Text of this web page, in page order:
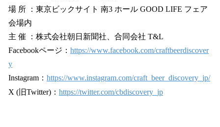
場 所 ：東京ビックサイト 南3 ホール GOOD LIFE フェア
会場内
主 催 ：株式会社朝日新聞社、合同会社 T&L
Facebookページ： https://www.facebook.com/craftbeerdiscover
y
Instagram： https://www.instagram.com/craft_beer_discovery_jp/
X (旧Twitter)： https://twitter.com/cbdiscovery_jp